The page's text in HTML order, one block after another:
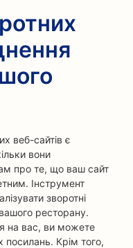
веб-сайтів є
вони
про те, що ваш сайт
Інструмент
зворотні
ресторану.
на вас, ви можете
посилань. Крім того,